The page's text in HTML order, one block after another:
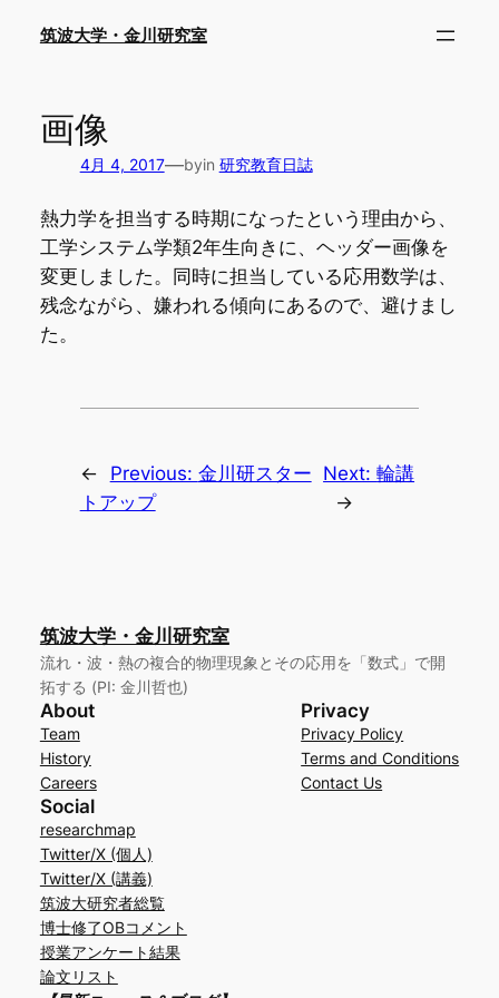
筑波大学・金川研究室
画像
4月 4, 2017—byin 研究教育日誌
熱力学を担当する時期になったという理由から、
工学システム学類2年生向きに、ヘッダー画像を
変更しました。同時に担当している応用数学は、
残念ながら、嫌われる傾向にあるので、避けまし
た。
← Previous: 金川研スター
トアップ
Next:輪講
→
筑波大学・金川研究室
流れ・波・熱の複合的物理現象とその応用を「数式」で開
拓する (PI: 金川哲也)
About
Team
History
Careers
Privacy
Privacy Policy
Terms and Conditions
Contact Us
Social
researchmap
Twitter/X (個人)
Twitter/X (講義)
筑波大研究者総覧
博士修了OBコメント
授業アンケート結果
論文リスト